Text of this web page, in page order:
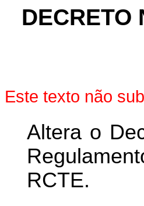
DECRETO
Este texto não
Altera o
RCTE.